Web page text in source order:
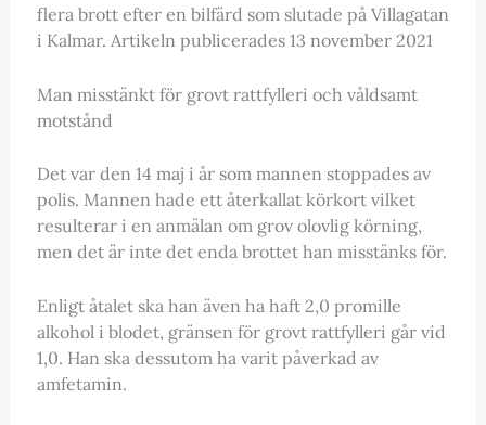
flera brott efter en bilfärd som slutade på Villagatan
i Kalmar. Artikeln publicerades 13 november 2021
Man misstänkt för grovt rattfylleri och våldsamt
motstånd
Det var den 14 maj i år som mannen stoppades av
polis. Mannen hade ett återkallat körkort vilket
resulterar i en anmälan om grov olovlig körning,
men det är inte det enda brottet han misstänks för.
Enligt åtalet ska han även ha haft 2,0 promille
alkohol i blodet, gränsen för grovt rattfylleri går vid
1,0. Han ska dessutom ha varit påverkad av
amfetamin.